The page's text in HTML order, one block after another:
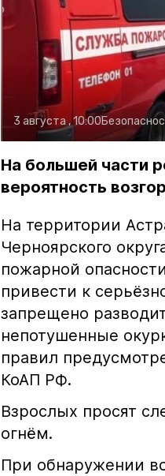
3 августа , 10:00
На большей части
вероятность
На территории
Черноярского
пожарной
привести к
запрещено
непотушенные
правил
КоАП РФ.
Взрослых просят
огнём.
При обнаружении